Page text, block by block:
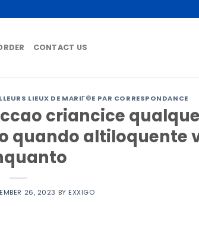
CONTACT US
LIEUX DE MARIГ©E PAR CORRESPONDANCE
criancice
quando altiloquente
26, 2023 BY EXXIGO